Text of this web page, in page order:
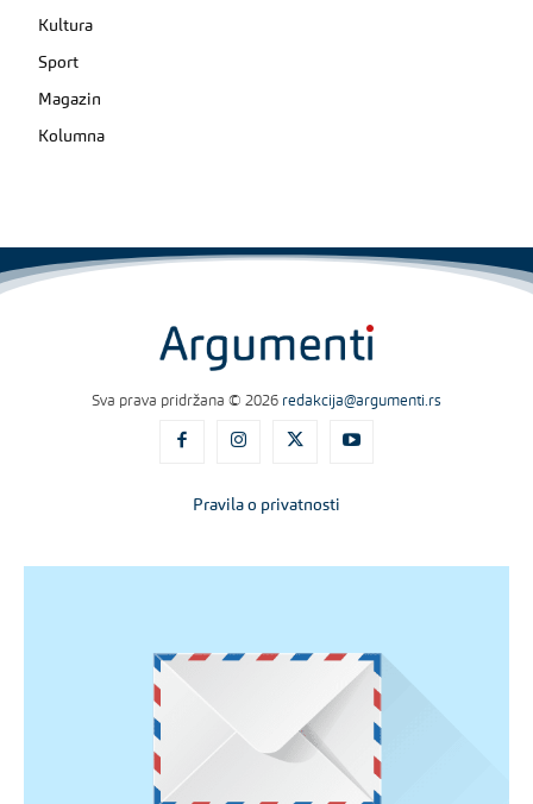
Kultura
Sport
Magazin
Kolumna
Sva prava pridržana © 2026 redakcija@argumenti.rs
Pravila o privatnosti